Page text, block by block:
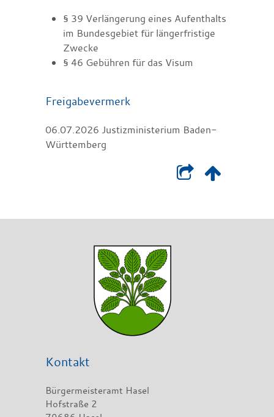
§ 39 Verlängerung eines Aufenthalts
im Bundesgebiet für längerfristige
Zwecke
§ 46 Gebühren für das Visum
Freigabevermerk
06.07.2026 Justizministerium Baden-
Württemberg
Kontakt
Bürgermeisteramt Hasel
Hofstraße 2